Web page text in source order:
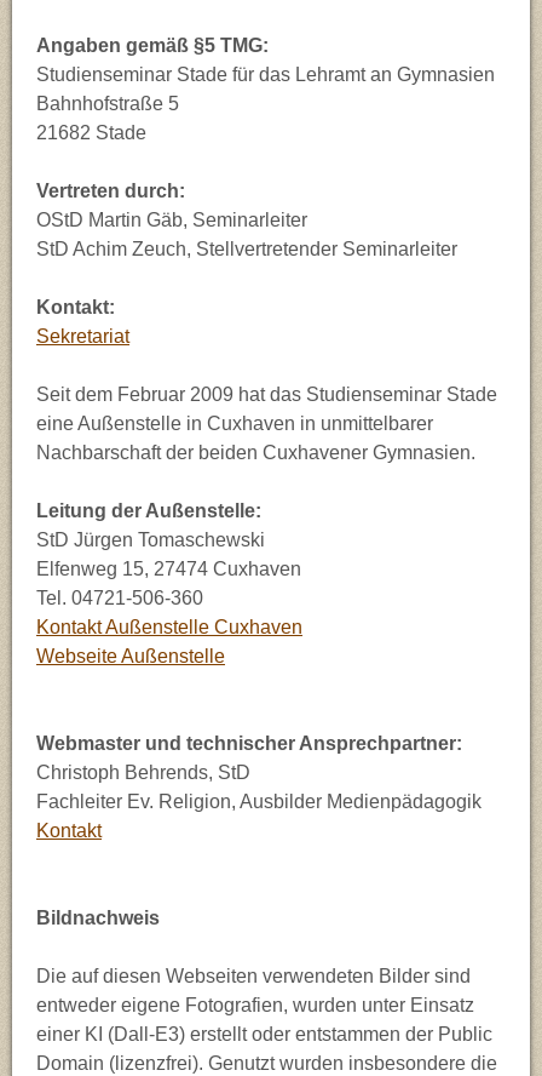
Angaben gemäß §5 TMG:
Studienseminar Stade für das Lehramt an Gymnasien
Bahnhofstraße 5
21682 Stade
Vertreten durch:
OStD Martin Gäb, Seminarleiter
StD Achim Zeuch, Stellvertretender Seminarleiter
Kontakt:
Sekretariat
Seit dem Februar 2009 hat das Studienseminar Stade
eine Außenstelle in Cuxhaven in unmittelbarer
Nachbarschaft der beiden Cuxhavener Gymnasien.
Leitung der Außenstelle:
StD Jürgen Tomaschewski
Elfenweg 15, 27474 Cuxhaven
Tel. 04721-506-360
Kontakt Außenstelle Cuxhaven
Webseite Außenstelle
Webmaster und technischer Ansprechpartner:
Christoph Behrends, StD
Fachleiter Ev. Religion, Ausbilder Medienpädagogik
Kontakt
Bildnachweis
Die auf diesen Webseiten verwendeten Bilder sind
entweder eigene Fotografien, wurden unter Einsatz
einer KI (Dall-E3) erstellt oder entstammen der Public
Domain (lizenzfrei). Genutzt wurden insbesondere die